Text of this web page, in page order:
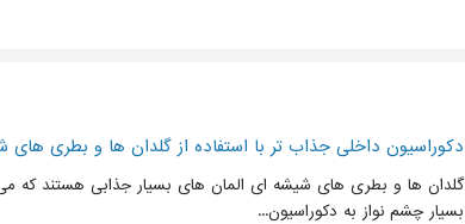
دکوراسیون داخلی جذاب تر با استفاده از گلدان ها و بطری
گلدان ها و بطری های شیشه ای المان های بسیار جذابی هستند که
بسیار چشم نواز به دکوراسیون...